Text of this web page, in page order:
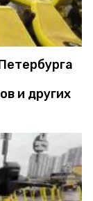
и других